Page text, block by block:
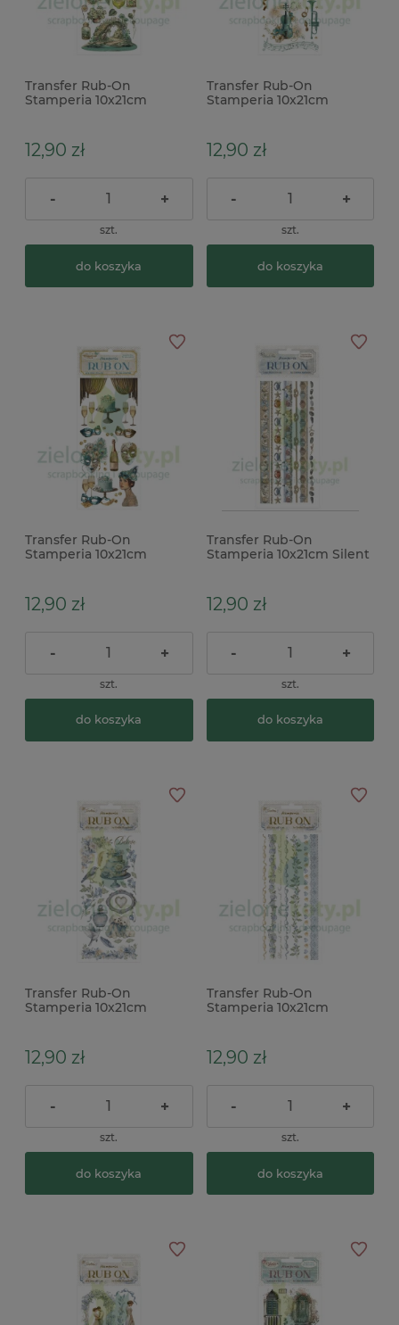
Transfer Rub-On
Stamperia 10x21cm
12,90 zł
- +
szt.
do koszyka
Transfer Rub-On
Stamperia 10x21cm
12,90 zł
- +
szt.
do koszyka
Transfer Rub-On
Stamperia 10x21cm
12,90 zł
- +
szt.
do koszyka
Transfer Rub-On
Stamperia 10x21cm Silent
12,90 zł
- +
szt.
do koszyka
Transfer Rub-On
Stamperia 10x21cm
12,90 zł
- +
szt.
do koszyka
Transfer Rub-On
Stamperia 10x21cm
12,90 zł
- +
szt.
do koszyka